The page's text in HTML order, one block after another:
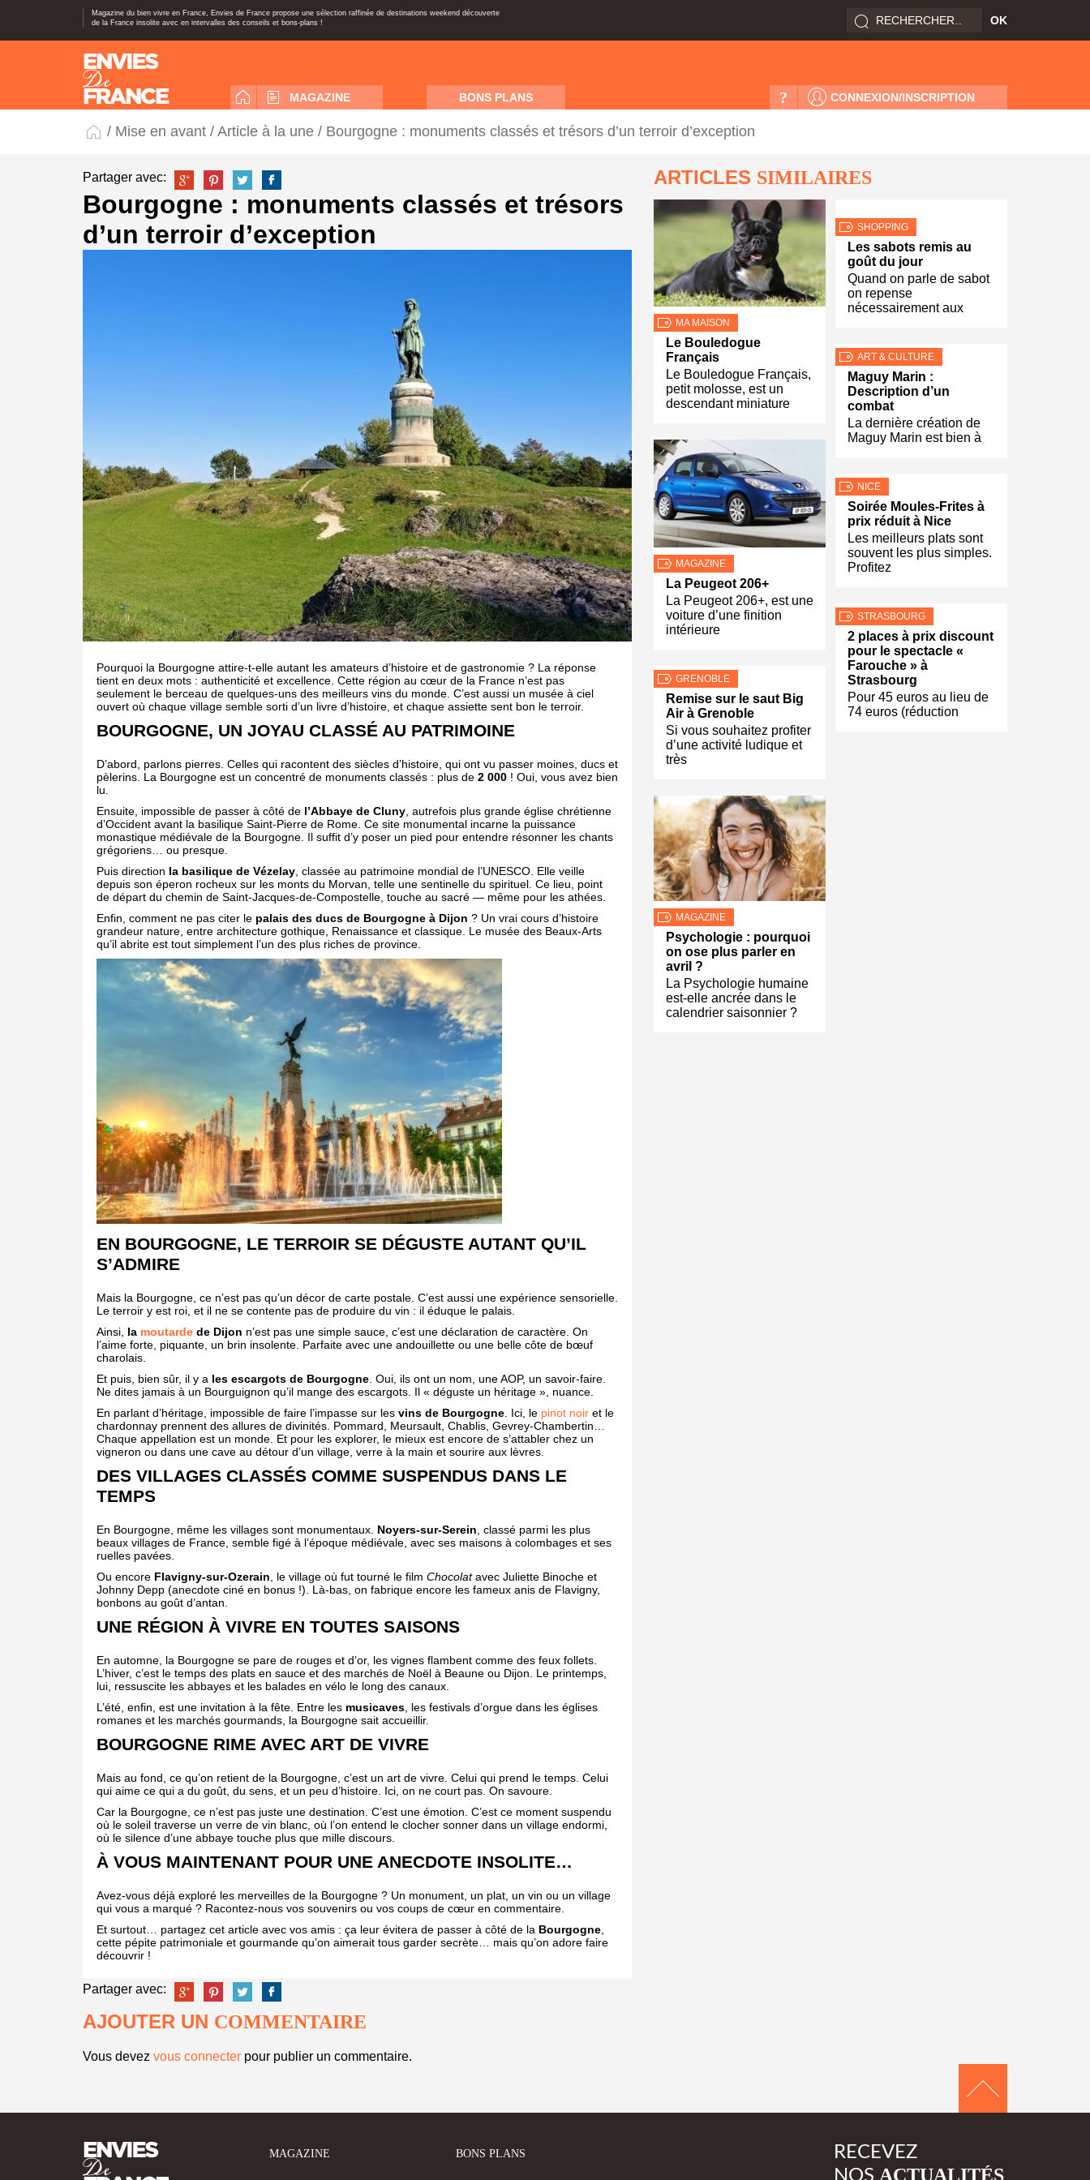
Magazine du bien vivre en France, Envies de France propose une sélection raffinée de destinations weekend découverte
de la France insolite avec en intervalles des conseils et bons-plans !
MAGAZINE BONS PLANS CONNEXION/INSCRIPTION
?
/ Mise en avant / Article à la une / Bourgogne : monuments classés et trésors d’un terroir d’exception
Partager avec:
Bourgogne : monuments classés et trésors
d’un terroir d’exception
Pourquoi la Bourgogne attire-t-elle autant les amateurs d’histoire et de gastronomie ? La réponse
tient en deux mots : authenticité et excellence. Cette région au cœur de la France n’est pas
seulement le berceau de quelques-uns des meilleurs vins du monde. C’est aussi un musée à ciel
ouvert où chaque village semble sorti d’un livre d’histoire, et chaque assiette sent bon le terroir.
BOURGOGNE, UN JOYAU CLASSÉ AU PATRIMOINE
D’abord, parlons pierres. Celles qui racontent des siècles d’histoire, qui ont vu passer moines, ducs et
pèlerins. La Bourgogne est un concentré de monuments classés : plus de 2 000 ! Oui, vous avez bien
lu.
Ensuite, impossible de passer à côté de l’Abbaye de Cluny , autrefois plus grande église chrétienne
d’Occident avant la basilique Saint-Pierre de Rome. Ce site monumental incarne la puissance
monastique médiévale de la Bourgogne. Il suffit d’y poser un pied pour entendre résonner les chants
grégoriens… ou presque.
Puis direction la basilique de Vézelay , classée au patrimoine mondial de l’UNESCO. Elle veille
depuis son éperon rocheux sur les monts du Morvan, telle une sentinelle du spirituel. Ce lieu, point
de départ du chemin de Saint-Jacques-de-Compostelle, touche au sacré — même pour les athées.
Enfin, comment ne pas citer le palais des ducs de Bourgogne à Dijon ? Un vrai cours d’histoire
grandeur nature, entre architecture gothique, Renaissance et classique. Le musée des Beaux-Arts
qu’il abrite est tout simplement l’un des plus riches de province.
EN BOURGOGNE, LE TERROIR SE DÉGUSTE AUTANT QU’IL
S’ADMIRE
Mais la Bourgogne, ce n’est pas qu’un décor de carte postale. C’est aussi une expérience sensorielle.
Le terroir y est roi, et il ne se contente pas de produire du vin : il éduque le palais.
Ainsi, la moutarde de Dijon n’est pas une simple sauce, c’est une déclaration de caractère. On
l’aime forte, piquante, un brin insolente. Parfaite avec une andouillette ou une belle côte de bœuf
charolais.
Et puis, bien sûr, il y a les escargots de Bourgogne . Oui, ils ont un nom, une AOP, un savoir-faire.
Ne dites jamais à un Bourguignon qu’il mange des escargots. Il « déguste un héritage », nuance.
En parlant d’héritage, impossible de faire l’impasse sur les vins de Bourgogne . Ici, le pinot noir et le
chardonnay prennent des allures de divinités. Pommard, Meursault, Chablis, Gevrey-Chambertin…
Chaque appellation est un monde. Et pour les explorer, le mieux est encore de s’attabler chez un
vigneron ou dans une cave au détour d’un village, verre à la main et sourire aux lèvres.
DES VILLAGES CLASSÉS COMME SUSPENDUS DANS LE
TEMPS
En Bourgogne, même les villages sont monumentaux. Noyers-sur-Serein , classé parmi les plus
beaux villages de France, semble figé à l’époque médiévale, avec ses maisons à colombages et ses
ruelles pavées.
Ou encore Flavigny-sur-Ozerain , le village où fut tourné le film Chocolatavec Juliette Binoche et
Johnny Depp (anecdote ciné en bonus !). Là-bas, on fabrique encore les fameux anis de Flavigny,
bonbons au goût d’antan.
UNE RÉGION À VIVRE EN TOUTES SAISONS
En automne, la Bourgogne se pare de rouges et d’or, les vignes flambent comme des feux follets.
L’hiver, c’est le temps des plats en sauce et des marchés de Noël à Beaune ou Dijon. Le printemps,
lui, ressuscite les abbayes et les balades en vélo le long des canaux.
L’été, enfin, est une invitation à la fête. Entre les musicaves , les festivals d’orgue dans les églises
romanes et les marchés gourmands, la Bourgogne sait accueillir.
BOURGOGNE RIME AVEC ART DE VIVRE
Mais au fond, ce qu’on retient de la Bourgogne, c’est un art de vivre. Celui qui prend le temps. Celui
qui aime ce qui a du goût, du sens, et un peu d’histoire. Ici, on ne court pas. On savoure.
Car la Bourgogne, ce n’est pas juste une destination. C’est une émotion. C’est ce moment suspendu
où le soleil traverse un verre de vin blanc, où l’on entend le clocher sonner dans un village endormi,
où le silence d’une abbaye touche plus que mille discours.
À VOUS MAINTENANT POUR UNE ANECDOTE INSOLITE…
Avez-vous déjà exploré les merveilles de la Bourgogne ? Un monument, un plat, un vin ou un village
qui vous a marqué ? Racontez-nous vos souvenirs ou vos coups de cœur en commentaire.
Et surtout… partagez cet article avec vos amis : ça leur évitera de passer à côté de la Bourgogne
cette pépite patrimoniale et gourmande qu’on aimerait tous garder secrète… mais qu’on adore faire
découvrir !
Partager avec:
AJOUTER UN COMMENTAIRE
Vous devez vous connecter pour publier un commentaire.
ARTICLES SIMILAIRES
MA MAISON
Le Bouledogue
Français
Le Bouledogue Français,
petit molosse, est un
descendant miniature
MAGAZINE
La Peugeot 206+
La Peugeot 206+, est une
voiture d’une finition
intérieure
GRENOBLE
Remise sur le saut Big
Air à Grenoble
Si vous souhaitez profiter
d’une activité ludique et
très
MAGAZINE
Psychologie : pourquoi
on ose plus parler en
avril ?
La Psychologie humaine
est-elle ancrée dans le
calendrier saisonnier ?
SHOPPING
Les sabots remis au
goût du jour
Quand on parle de sabot
on repense
nécessairement aux
ART & CULTURE
Maguy Marin :
Description d’un
combat
La dernière création de
Maguy Marin est bien à
NICE
Soirée Moules-Frites à
prix réduit à Nice
Les meilleurs plats sont
souvent les plus simples.
Profitez
STRASBOURG
2 places à prix discount
pour le spectacle «
Farouche » à
Strasbourg
Pour 45 euros au lieu de
74 euros (réduction
MAGAZINE BONS PLANS
RECEVEZ
NOS ACTUALITÉS